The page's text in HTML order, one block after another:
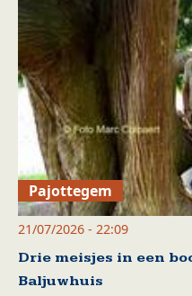
Pajottegem
21/07/2026 - 22:09
Drie meisjes in een
Baljuwhuis